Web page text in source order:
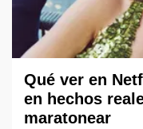
Qué ver en
en hechos
maratonear